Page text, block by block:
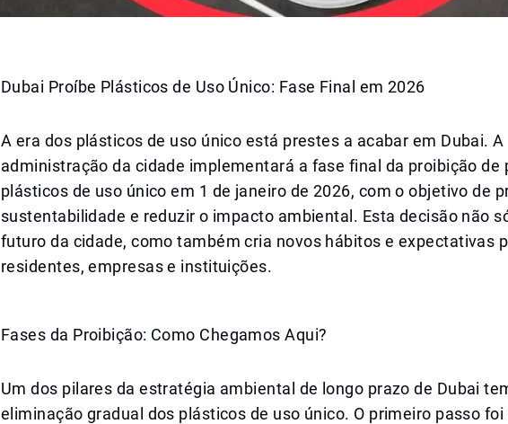
Dubai Proíbe Plásticos de Uso Único: Fase Final em 2026
A era dos plásticos de uso único está prestes a acabar em Dubai. A
administração da cidade implementará a fase final da proibição de
plásticos de uso único em 1 de janeiro de 2026, com o objetivo de
sustentabilidade e reduzir o impacto ambiental. Esta decisão não
futuro da cidade, como também cria novos hábitos e expectativas
residentes, empresas e instituições.
Fases da Proibição: Como Chegamos Aqui?
Um dos pilares da estratégia ambiental de longo prazo de Dubai
eliminação gradual dos plásticos de uso único. O primeiro passo foi